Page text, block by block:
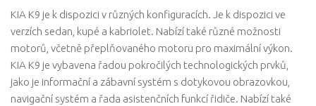
KIA K9 je k dispozici v různých konfiguracích. Je k dispozici ve
verzích sedan, kupé a kabriolet. Nabízí také různé možnosti
motorů, včetně přeplňovaného motoru pro maximální výkon.
KIA K9 je vybavena řadou pokročilých technologických prvků,
jako je informační a zábavní systém s dotykovou obrazovkou,
navigační systém a řada asistenčních funkcí řidiče. Nabízí také